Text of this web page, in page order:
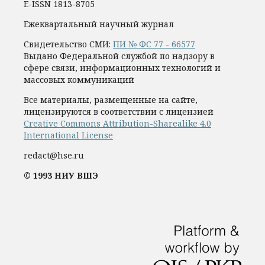
E-ISSN 1813-8705
Ежеквартальный научный журнал
Свидетельство СМИ: ПИ № ФС 77 - 66577
Выдано Федеральной службой по надзору в
сфере связи, информационных технологий и
массовых коммуникаций
Все материалы, размещенные на сайте,
лицензируются в соответствии с лицензией
Creative Commons Attribution-Sharealike 4.0
International License
redact@hse.ru
© 1993 НИУ ВШЭ